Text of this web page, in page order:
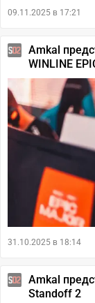
09.11.2025 в 17:21
Amkal
WINLINE
31.10.2025 в 18:14
Amkal
Standoff 2